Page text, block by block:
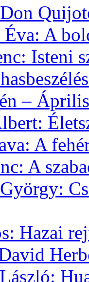
Éva: A
Isteni
–
A
A
Hazai